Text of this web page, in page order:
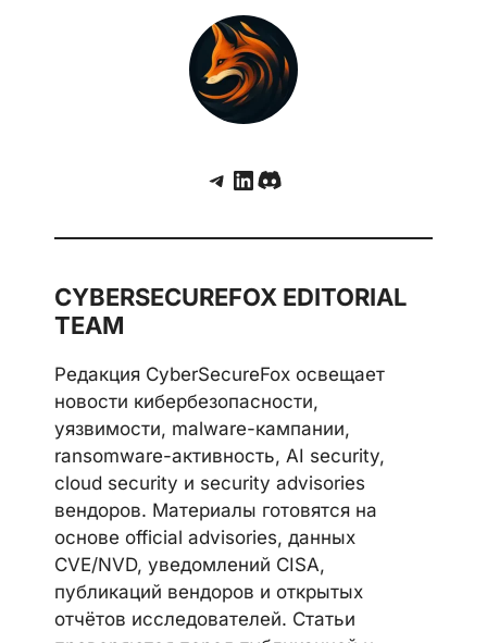
активная эксплуатация, обход
аутентификации и патч 8.0.2
Telegram
LinkedIn
Discord
CYBERSECUREFOX EDITORIAL
TEAM
Редакция CyberSecureFox освещает
новости кибербезопасности,
уязвимости, malware-кампании,